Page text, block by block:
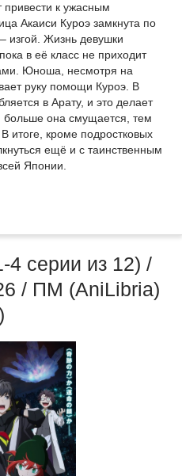
к ужасным
Акаиси Куроэ замкнута по
изгой. Жизнь девушки
в её класс не приходит
Юноша, несмотря на
руку помощи Куроэ. В
в Арату, и это делает
больше она смущается, тем
итоге, кроме подростковых
ещё и с таинственным
Японии.
серии из 12) /
/ ПМ (AniLibria)